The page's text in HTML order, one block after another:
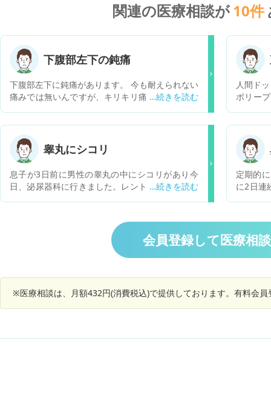
関連の医療相談が10件
下腹部左下の鈍痛
下腹部左下に鈍痛があります。 今も耐えられない
痛みでは無いんですが、キリキリ痛みが続いてま
人間ド
ポリー
が、ク
しょう
とはあ
睾丸にシコリ
息子が3日前に男性の睾丸の中にシコリがあり今
日、泌尿器科に行きました。レントゲン、エコー
と書いてありました。息子が先生から説明された
のが精子を作る横に2つシコリがある(1個は良く
男性にあるが2個は珍しい)炎症をおこしている。
と言われたそうです。１週間後に病院受診。エコ
に飲むようにもらいました。治らないと不妊症に
なりやすいとも言われたそうです。ガンが親の私
定期的
に2日連
会員登録して医療相
※医療相談は、月額432円(消費税込)で提供しております。有料会